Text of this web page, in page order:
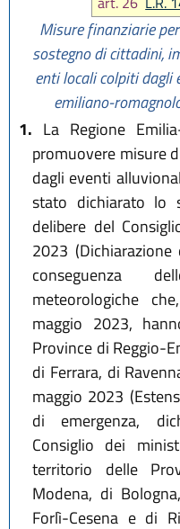
Misure finanziarie
sostegno di cittadini,
enti locali colpiti
emiliano-
1. La Regione
promuovere misure
dagli eventi
stato dichiarato lo
delibere del
2023
conseguenza
meteorologiche
maggio 2023,
Province di Reggio-
di Ferrara, di
maggio 2023
di emergenza,
Consiglio dei
territorio delle
Modena, di
Forlì-Cesena e di